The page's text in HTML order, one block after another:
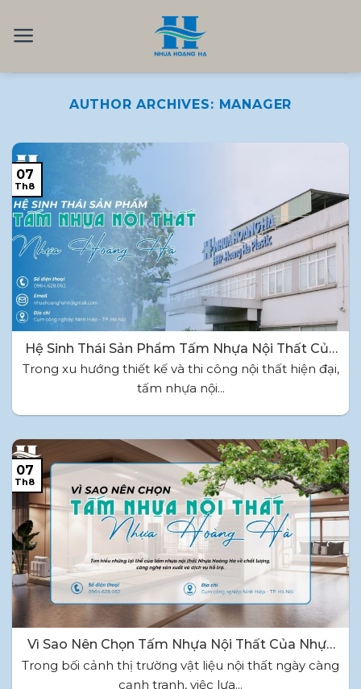
AUTHOR ARCHIVES: MANAGER
Hệ Sinh Thái Sản Phẩm Tấm Nhựa Nội Thất Của
Nhựa Hoàng Hà
Trong xu hướng thiết kế và thi công nội thất hiện đại,
tấm nhựa nội...
07
Th8
Vì Sao Nên Chọn Tấm Nhựa Nội Thất Của Nhựa
Hoàng Hà?
Trong bối cảnh thị trường vật liệu nội thất ngày càng
cạnh tranh, việc lựa...
07
Th8